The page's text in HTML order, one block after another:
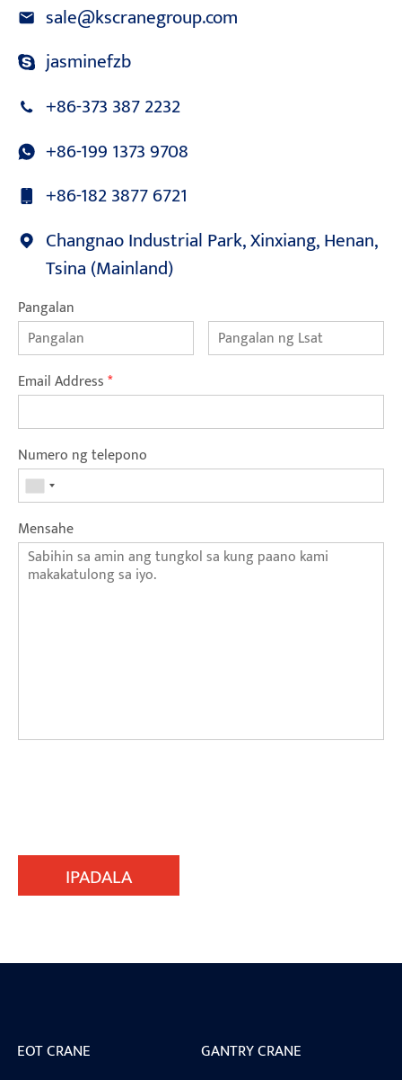
sale@kscranegroup.com
jasminefzb
+86-373 387 2232
+86-199 1373 9708
+86-182 3877 6721
Changnao Industrial Park, Xinxiang, Henan,
Tsina (Mainland)
Pangalan
Email Address*
Numero ng telepono
Mensahe
IPADALA
EOT CRANE
GANTRY CRANE